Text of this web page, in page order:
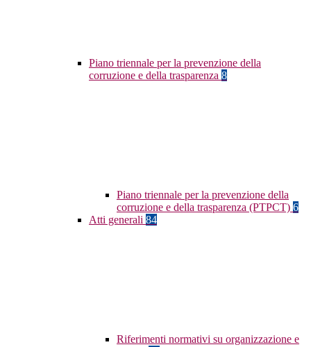
Piano triennale per la prevenzione della
corruzione e della trasparenza 8
Piano triennale per la prevenzione della
corruzione e della trasparenza (PTPCT) 6
Atti generali 84
Riferimenti normativi su organizzazione e